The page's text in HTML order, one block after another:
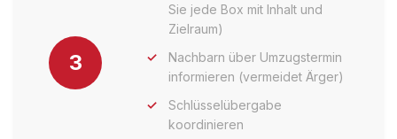
3
Sie jede Box mit Inhalt und
Zielraum)
Nachbarn über Umzugstermin
informieren (vermeidet Ärger)
Schlüsselübergabe
koordinieren